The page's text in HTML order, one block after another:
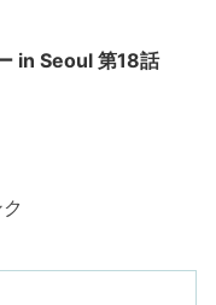
in Seoul 第18話